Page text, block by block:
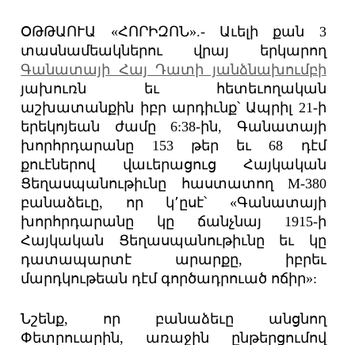
ՕԹԹԱՈՒԱ «ՀՈՐԻԶՈՆ».- Աւելի քան 3
տասնամեակներու վրայ երկարող
Գանատայի Հայ Դատի յանձնախումբի
յախուռն եւ հետեւողական
աշխատանքին իբր արդիւնք՝ Ապրիլ 21-ի
երեկոյեան ժամը 6:38-ին, Գանատայի
խորհրդարանը 153 թեր եւ 68 դէմ
քուէներով վաւերացուց Հայկական
Ցեղասպանութիւնը հաստատող M-380
բանաձեւը, որ կ՚ըսէ՝ «Գանատայի
խորհրդարանը կը ճանչնայ 1915-ի
Հայկական Ցեղասպանութիւնը եւ կը
դատապարտէ արարքը, իբրեւ
մարդկութեան դէմ գործադրուած ոճիր»:
Նշենք, որ բանաձեւը անցնող
Փետրուարին, առաջին ընթերցումով